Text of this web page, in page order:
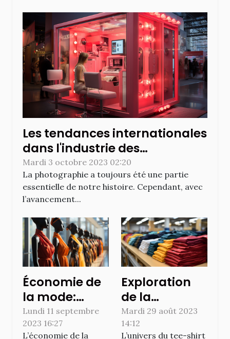
Les tendances internationales
dans l'industrie des
photobooths: le cas de
Montréal
Mardi 3 octobre 2023 02:20
La photographie a toujours été une partie
essentielle de notre histoire. Cependant, avec
l’avancement...
Économie de
la mode:
Comprendre
l'importance
Lundi 11 septembre
2023 16:27
L’économie de la
Exploration
de la
production et
de l'économie
Mardi 29 août 2023
14:12
L’univers du tee-shirt